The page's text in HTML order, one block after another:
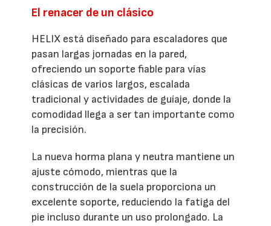
El renacer de un clásico
HELIX está diseñado para escaladores que
pasan largas jornadas en la pared,
ofreciendo un soporte fiable para vías
clásicas de varios largos, escalada
tradicional y actividades de guíaje, donde la
comodidad llega a ser tan importante como
la precisión.
La nueva horma plana y neutra mantiene un
ajuste cómodo, mientras que la
construcción de la suela proporciona un
excelente soporte, reduciendo la fatiga del
pie incluso durante un uso prolongado. La